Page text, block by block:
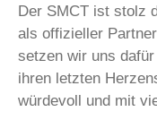
Der SMCT ist stolz
als offizieller
setzen wir uns
ihren letzten
würdevoll und mit